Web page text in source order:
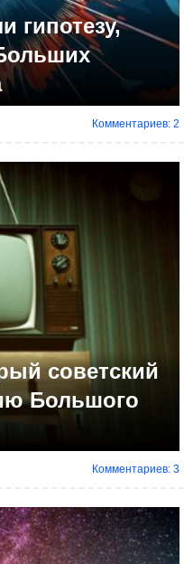
гипотезу,
Комментариев: 2
советский
Большого
Комментариев: 3